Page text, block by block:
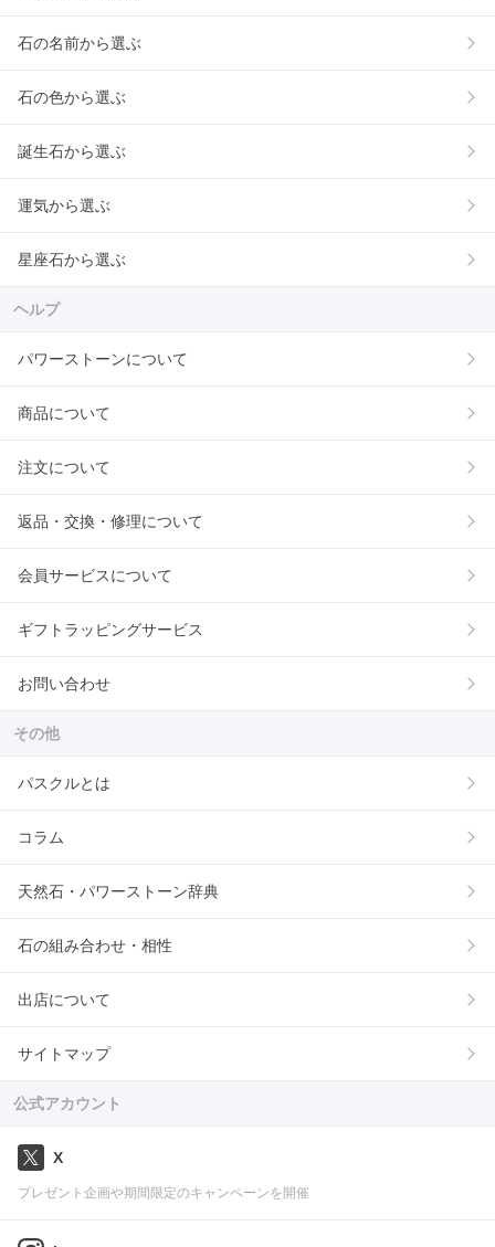
石の名前から選ぶ
石の色から選ぶ
誕生石から選ぶ
運気から選ぶ
星座石から選ぶ
ヘルプ
パワーストーンについて
商品について
注文について
返品・交換・修理について
会員サービスについて
ギフトラッピングサービス
お問い合わせ
その他
パスクルとは
コラム
天然石・パワーストーン辞典
石の組み合わせ・相性
出店について
サイトマップ
公式アカウント
X
プレゼント企画や期間限定のキャンペーンを開催